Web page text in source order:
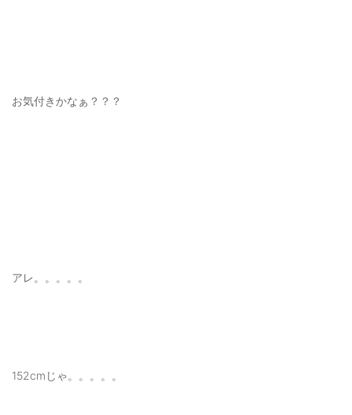
お気付きかなぁ？？？
アレ。。。。。
152cmじゃ。。。。。